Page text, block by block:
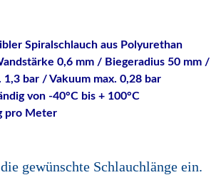
Spiralschlauch aus Polyurethan
0,6 mm / Biegeradius 50 mm /
bar / Vakuum max. 0,28 bar
von -40°C bis + 100°C
pro Meter
gewünschte Schlauchlänge ein.